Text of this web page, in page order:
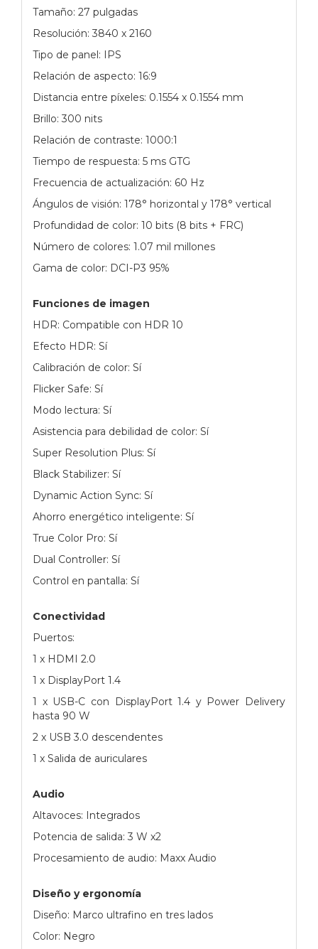
Tamaño: 27 pulgadas
Resolución: 3840 x 2160
Tipo de panel: IPS
Relación de aspecto: 16:9
Distancia entre píxeles: 0.1554 x 0.1554 mm
Brillo: 300 nits
Relación de contraste: 1000:1
Tiempo de respuesta: 5 ms GTG
Frecuencia de actualización: 60 Hz
Ángulos de visión: 178° horizontal y 178° vertical
Profundidad de color: 10 bits (8 bits + FRC)
Número de colores: 1.07 mil millones
Gama de color: DCI-P3 95%
Funciones de imagen
HDR: Compatible con HDR 10
Efecto HDR: Sí
Calibración de color: Sí
Flicker Safe: Sí
Modo lectura: Sí
Asistencia para debilidad de color: Sí
Super Resolution Plus: Sí
Black Stabilizer: Sí
Dynamic Action Sync: Sí
Ahorro energético inteligente: Sí
True Color Pro: Sí
Dual Controller: Sí
Control en pantalla: Sí
Conectividad
Puertos:
1 x HDMI 2.0
1 x DisplayPort 1.4
1 x USB-C con DisplayPort 1.4 y Power Delivery
hasta 90 W
2 x USB 3.0 descendentes
1 x Salida de auriculares
Audio
Altavoces: Integrados
Potencia de salida: 3 W x2
Procesamiento de audio: Maxx Audio
Diseño y ergonomía
Diseño: Marco ultrafino en tres lados
Color: Negro